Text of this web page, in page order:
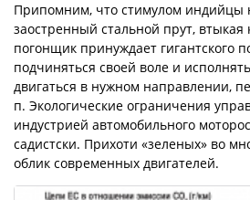
Припомним, что стимулом индийцы
заостренный стальной прут,
погонщик принуждает гигантского
подчиняться своей воле и
двигаться в нужном направлении,
п. Экологические ограничения
индустрией автомобильного
садистски. Прихоти «зеленых» во
облик современных двигателей.